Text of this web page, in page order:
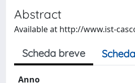
Abstract
Available at http://www.ist-
Scheda breve
Anno